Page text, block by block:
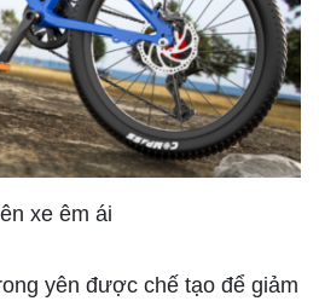
xe êm ái
yên được chế tạo để giảm